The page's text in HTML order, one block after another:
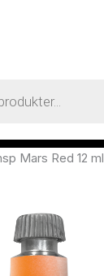
Mars Red 12 ml